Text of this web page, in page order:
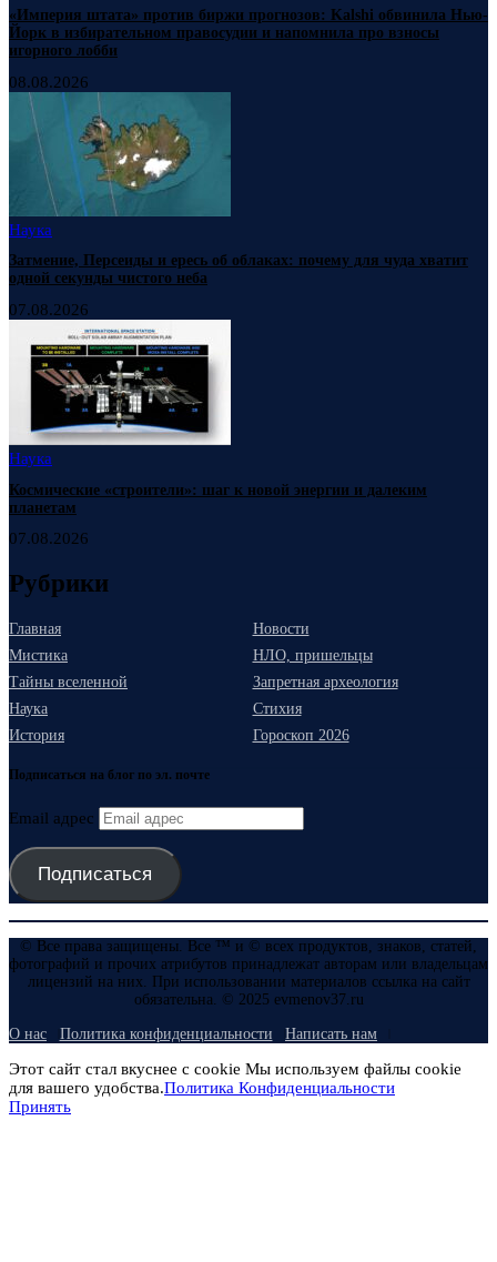
«Империя штата» против биржи прогнозов: Kalshi обвинила Нью-
Йорк в избирательном правосудии и напомнила про взносы
игорного лобби
08.08.2026
Наука
Затмение, Персеиды и ересь об облаках: почему для чуда хватит
одной секунды чистого неба
07.08.2026
Наука
Космические «строители»: шаг к новой энергии и далеким
планетам
07.08.2026
Рубрики
Главная
Новости
Мистика
НЛО, пришельцы
Тайны вселенной
Запретная археология
Наука
Стихия
История
Гороскоп 2026
Подписаться на блог по эл. почте
Email адрес
Подписаться
© Все права защищены. Все ™ и © всех продуктов, знаков, статей,
фотографий и прочих атрибутов принадлежат авторам или владельцам
лицензий на них. При использовании материалов ссылка на сайт
обязательна. © 2025 evmenov37.ru
О нас Политика конфиденциальности Написать нам
Этот сайт стал вкуснее с cookie Мы используем файлы cookie
для вашего удобства.Политика Конфиденциальности
Принять